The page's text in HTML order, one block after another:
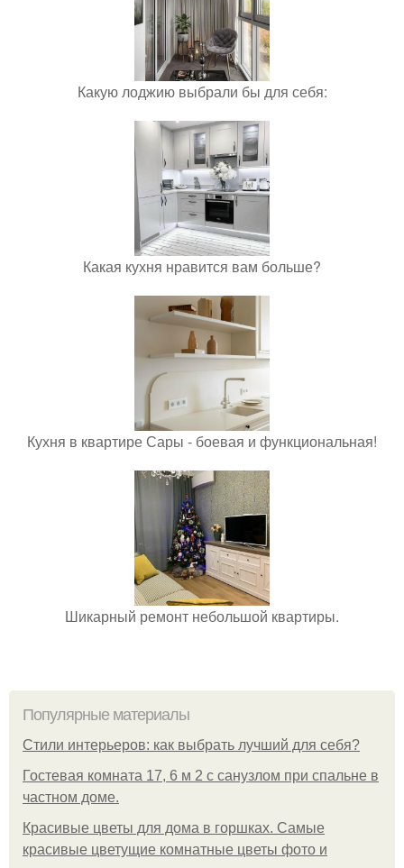
Какую лоджию выбрали бы для себя:
Какая кухня нравится вам больше?
Кухня в квартире Сары - боевая и функциональная!
Шикарный ремонт небольшой квартиры.
Популярные материалы
Стили интерьеров: как выбрать лучший для себя?
Гостевая комната 17, 6 м 2 с санузлом при спальне в
частном доме.
Красивые цветы для дома в горшках. Самые
красивые цветущие комнатные цветы фото и